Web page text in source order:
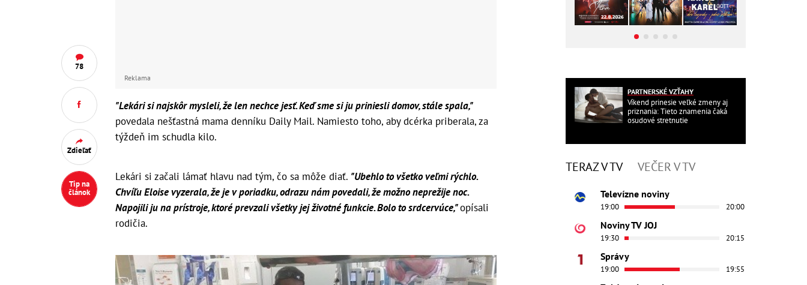
78
Zdieľať
Tip na
článok
Reklama
"Lekári si najskôr mysleli, že len nechce jesť. Keď sme si ju priniesli domov, stále spala,"
povedala nešťastná mama denníku Daily Mail. Namiesto toho, aby dcérka priberala, za
týždeň im schudla kilo.
Lekári si začali lámať hlavu nad tým, čo sa môže diať. "Ubehlo to všetko veľmi rýchlo.
Chvíľu Eloise vyzerala, že je v poriadku, odrazu nám povedali, že možno neprežije noc.
Napojili ju na prístroje, ktoré prevzali všetky jej životné funkcie. Bolo to srdcervúce,"opísali
rodičia.
PARTNERSKÉ VZŤAHY
Víkend prinesie veľké zmeny aj
priznania: Tieto znamenia čaká
osudové stretnutie
TERAZ V TV VEČER V TV
Televízne noviny
19:00 20:00
Noviny TV JOJ
19:30 20:15
Správy
19:00 19:55